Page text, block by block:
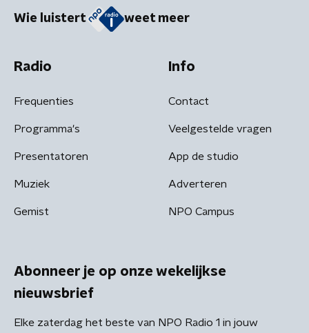
Wie luistert weet meer
Radio
Frequenties
Programma's
Presentatoren
Muziek
Gemist
Info
Contact
Veelgestelde vragen
App de studio
Adverteren
NPO Campus
Abonneer je op onze wekelijkse
nieuwsbrief
Elke zaterdag het beste van NPO Radio 1 in jouw